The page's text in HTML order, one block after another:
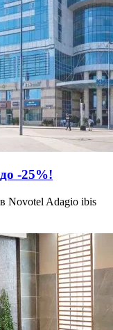
-25%!
Novotel Adagio ibis